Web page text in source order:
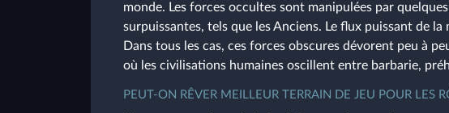
monde. Les forces occultes sont manipulées par
surpuissantes, tels que les Anciens. Le flux puissant de
Dans tous les cas, ces forces obscures dévorent peu à
où les civilisations humaines oscillent entre barbarie,
PEUT-ON RÊVER MEILLEUR TERRAIN DE JEU POUR LES